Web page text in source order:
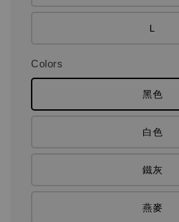
L
Colors
黑色
白色
鐵灰
燕麥